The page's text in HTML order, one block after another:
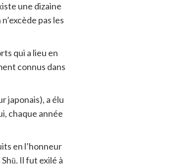
une dizaine
pas les
qui a lieu en
connus dans
japonais), a élu
chaque année
en l’honneur
. Il fut exilé à